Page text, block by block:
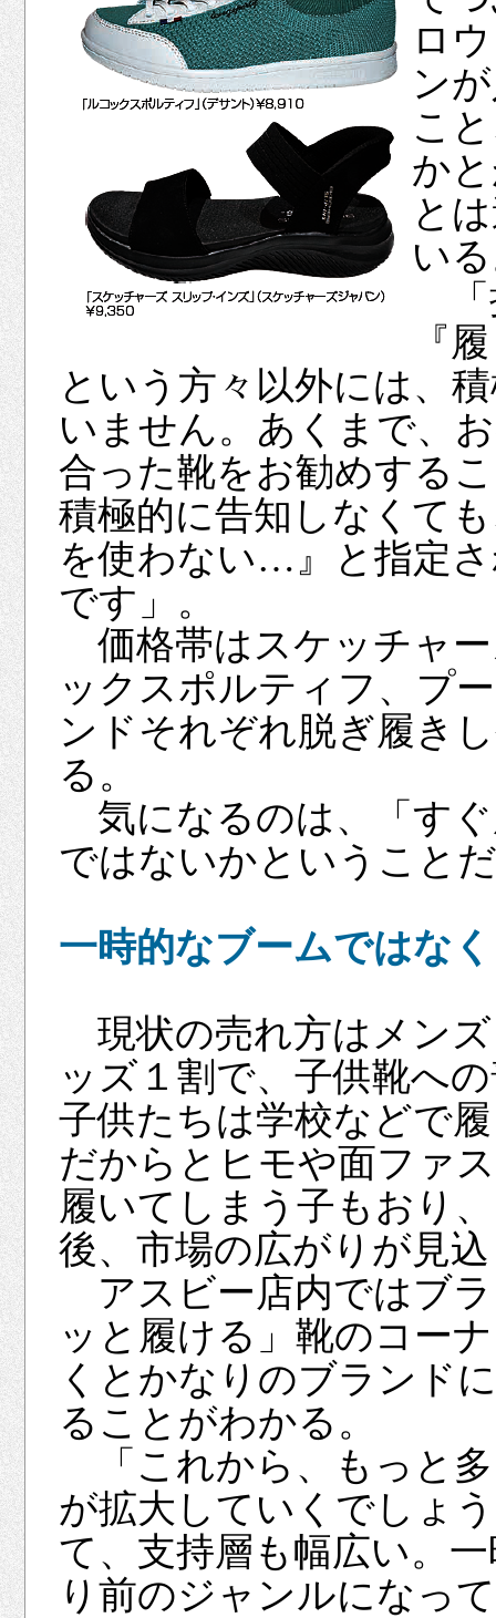
ロ
ン
こ
か
と
い
「
『
という方々以外には、
いません。あくまで、
合った靴をお勧めする
積極的に告知しなくて
を使わない…』と指定
です」。
価格帯はスケッチャー
ックスポルティフ、プ
ンドそれぞれ脱ぎ履き
る。
気になるのは、「す
ではないかということ
一時的なブームではな
現状の売れ方はメン
ッズ１割で、子供靴へ
子供たちは学校などで
だからとヒモや面ファ
履いてしまう子もおり
後、市場の広がりが見
アスビー店内ではブ
ッと履ける」靴のコー
くとかなりのブランド
ることがわかる。
「これから、もっと
が拡大していくでしょ
て、支持層も幅広い。
り前のジャンルになっ